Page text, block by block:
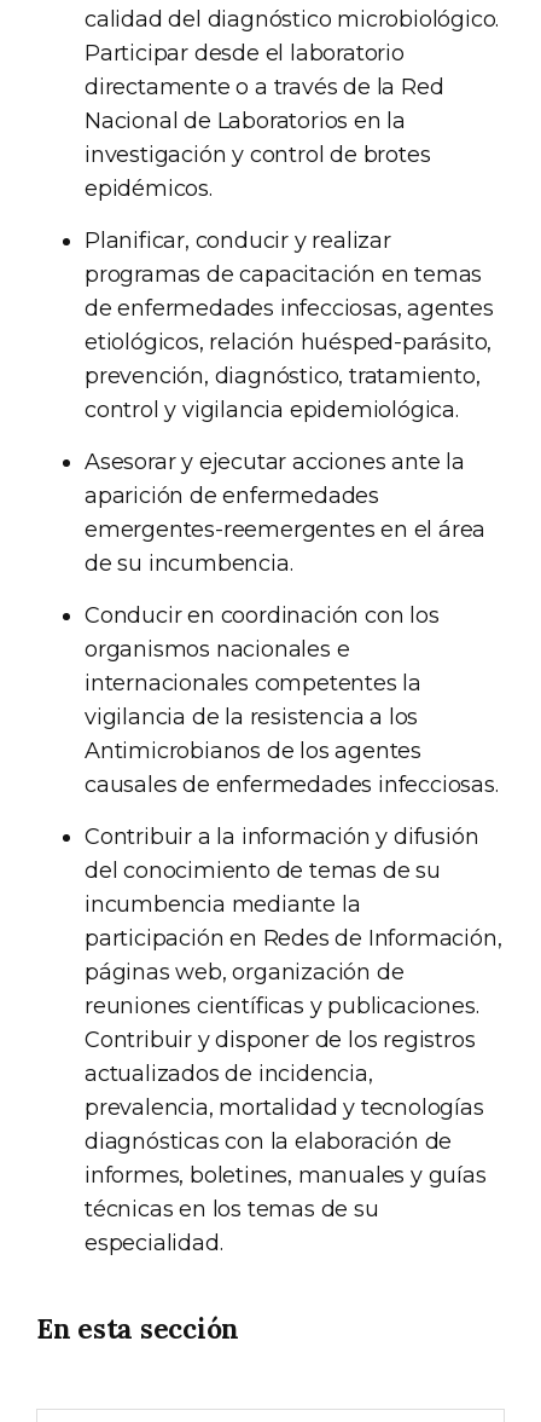
calidad del diagnóstico microbiológico.
Participar desde el laboratorio
directamente o a través de la Red
Nacional de Laboratorios en la
investigación y control de brotes
epidémicos.
Planificar, conducir y realizar
programas de capacitación en temas
de enfermedades infecciosas, agentes
etiológicos, relación huésped-parásito,
prevención, diagnóstico, tratamiento,
control y vigilancia epidemiológica.
Asesorar y ejecutar acciones ante la
aparición de enfermedades
emergentes-reemergentes en el área
de su incumbencia.
Conducir en coordinación con los
organismos nacionales e
internacionales competentes la
vigilancia de la resistencia a los
Antimicrobianos de los agentes
causales de enfermedades infecciosas.
Contribuir a la información y difusión
del conocimiento de temas de su
incumbencia mediante la
participación en Redes de Información,
páginas web, organización de
reuniones científicas y publicaciones.
Contribuir y disponer de los registros
actualizados de incidencia,
prevalencia, mortalidad y tecnologías
diagnósticas con la elaboración de
informes, boletines, manuales y guías
técnicas en los temas de su
especialidad.
En esta sección